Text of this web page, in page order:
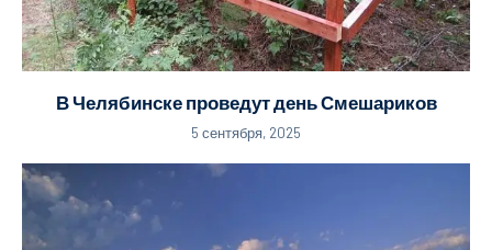
В Челябинске проведут день Смешариков
5 сентября, 2025